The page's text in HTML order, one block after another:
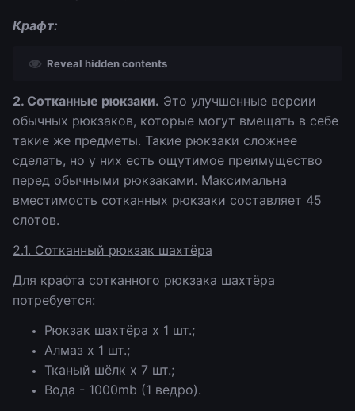
Крафт:
Reveal hidden contents
2. Сотканные рюкзаки. Это улучшенные версии
обычных рюкзаков, которые могут вмещать в себе
такие же предметы. Такие рюкзаки сложнее
сделать, но у них есть ощутимое преимущество
перед обычными рюкзаками. Максимальна
вместимость сотканных рюкзаки составляет 45
слотов.
2.1. Сотканный рюкзак шахтёра
Для крафта сотканного рюкзака шахтёра
потребуется:
Рюкзак шахтёра х 1 шт.;
Алмаз х 1 шт.;
Тканый шёлк х 7 шт.;
Вода - 1000mb (1 ведро).